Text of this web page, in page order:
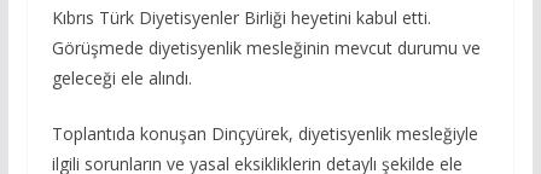
Kıbrıs Türk Diyetisyenler Birliği heyetini kabul etti.
Görüşmede diyetisyenlik mesleğinin mevcut durumu ve
geleceği ele alındı.
Toplantıda konuşan Dinçyürek, diyetisyenlik mesleğiyle
ilgili sorunların ve yasal eksikliklerin detaylı şekilde ele